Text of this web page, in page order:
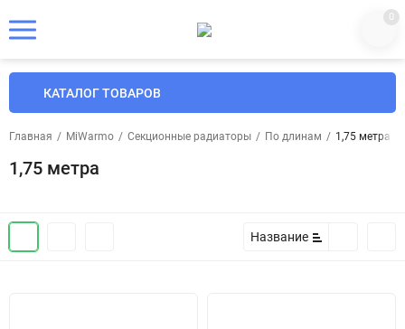
0
КАТАЛОГ ТОВАРОВ
Главная / MiWarmo / Секционные радиаторы / По длинам / 1,75 метра
1,75 метра
Название